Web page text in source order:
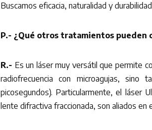
Buscamos eficacia, naturalidad y
P.- ¿Qué otros tratamientos pueden
R.- Es un láser muy versátil que permite
radiofrecuencia con microagujas, sino
picosegundos). Particularmente, el láser
lente difractiva fraccionada, son aliados